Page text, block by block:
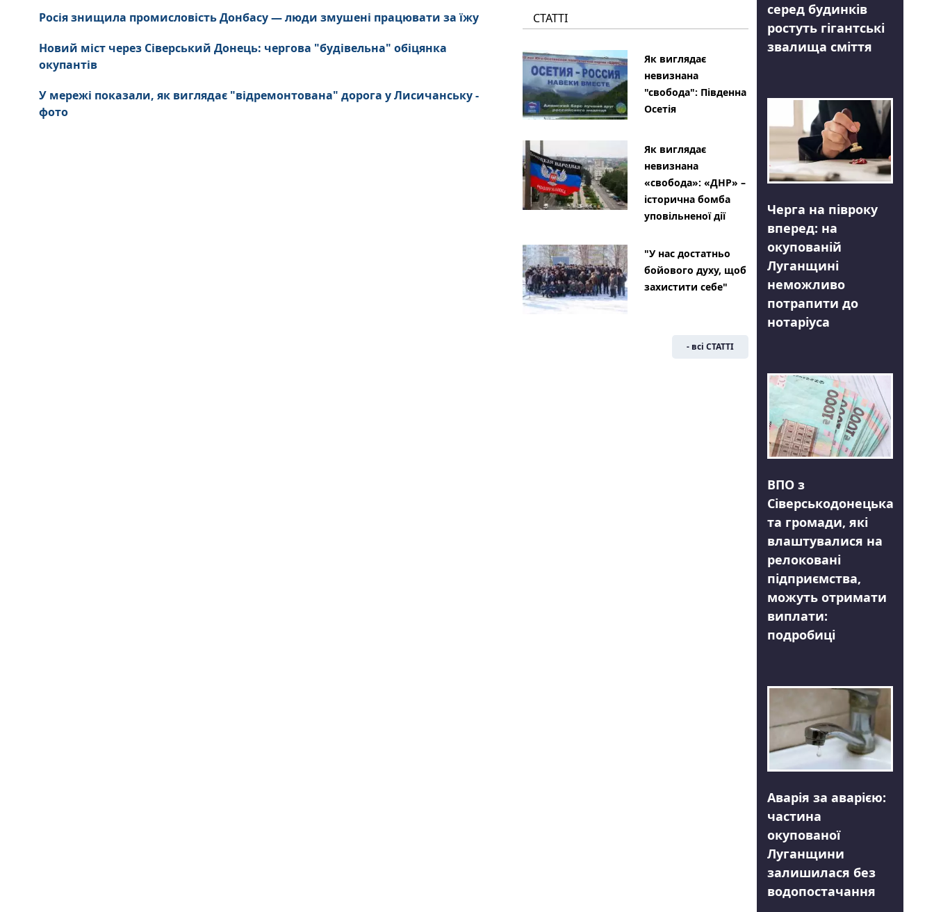
Росія знищила промисловість Донбасу — люди змушені працювати за їжу
Новий міст через Сіверський Донець: чергова "будівельна" обіцянка
окупантів
У мережі показали, як виглядає "відремонтована" дорога у Лисичанську -
фото
СТАТТІ
Як виглядає
невизнана
"свобода": Південна
Осетія
Як виглядає
невизнана
«свобода»: «ДНР» –
історична бомба
уповільненої дії
"У нас достатньо
бойового духу, щоб
захистити себе"
- всі СТАТТІ
серед будинків
ростуть гігантські
звалища сміття
Черга на півроку
вперед: на
окупованій
Луганщині
неможливо
потрапити до
нотаріуса
ВПО з
Сіверськодонецька
та громади, які
влаштувалися на
релоковані
підприємства,
можуть отримати
виплати:
подробиці
Аварія за аварією:
частина
окупованої
Луганщини
залишилася без
водопостачання